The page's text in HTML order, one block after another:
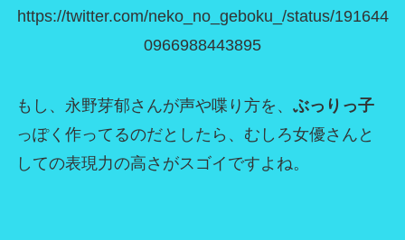
https://twitter.com/neko_no_geboku_/status/191644
0966988443895
もし、永野芽郁さんが声や喋り方を、 ぶっりっ子
っぽく作ってるのだとしたら、むしろ女優さんと
しての表現力の高さがスゴイですよね。